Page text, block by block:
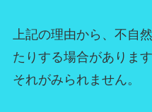
上記の理由から、不自
たりする場合がありま
それがみられません。